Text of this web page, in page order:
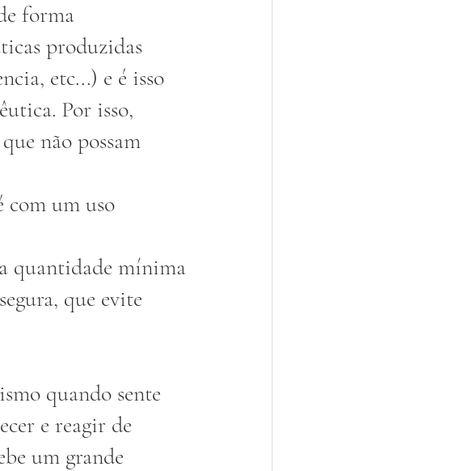
forma
produzidas
etc...) e é isso
Por isso,
não possam
com um uso
quantidade mínima
que evite
quando sente
e reagir de
um grande